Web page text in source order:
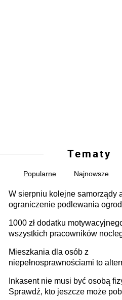
Tematy
Popularne Najnowsze
W sierpniu kolejne samorządy
ograniczenie podlewania
może objąć cały kraj
1000 zł dodatku
wszystkich pracowników
Mieszkania dla osób z
niepełnosprawnościami to
samodzielnie lub z rodziną
Inkasent nie musi być osobą
Sprawdź, kto jeszcze może